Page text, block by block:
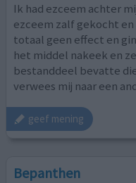
Ik had ezceem achter
ezceem zalf gekocht
totaal geen effect en
het middel nakeek en
bestanddeel bevatte
verwees mij naar een
geef mening
Bepanthen